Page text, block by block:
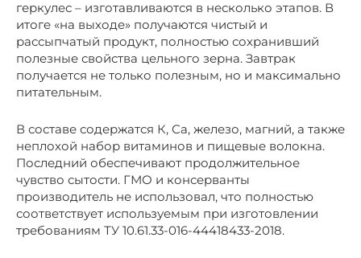
геркулес – изготавливаются в несколько этапов. В
итоге «на выходе» получаются чистый и
рассыпчатый продукт, полностью сохранивший
полезные свойства цельного зерна. Завтрак
получается не только полезным, но и максимально
питательным.
В составе содержатся К, Са, железо, магний, а также
неплохой набор витаминов и пищевые волокна.
Последний обеспечивают продолжительное
чувство сытости. ГМО и консерванты
производитель не использовал, что полностью
соответствует используемым при изготовлении
требованиям ТУ 10.61.33-016-44418433-2018.